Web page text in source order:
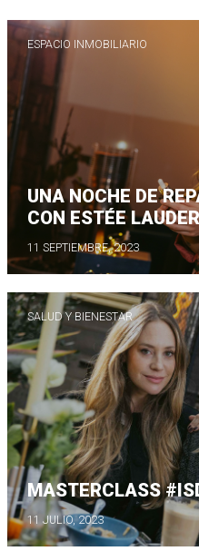
ESPACIO INMOBILIARIO
UNA NOCHE DE
CON ESTÉE LAUDER
11 SEPTIEMBRE, 2023
SALUD Y BIENESTAR
MASTERCLASS
11 JULIO, 2023